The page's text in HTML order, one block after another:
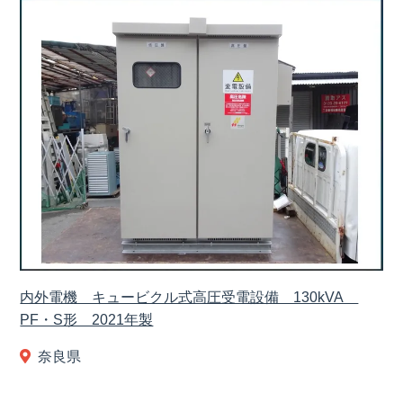
内外電機 キュービクル式高圧受電設備 130kVA
PF・S形 2021年製
奈良県